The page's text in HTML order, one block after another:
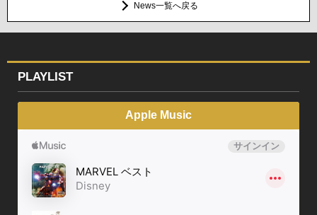
News一覧へ戻る
PLAYLIST
Apple Music